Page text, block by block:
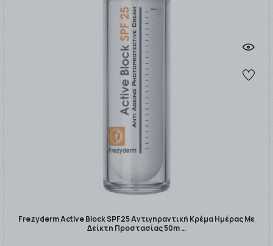
Frezyderm Active Block SPF25 Αντιγηραντική Κρέμα Ημέρας Με
Δείκτη Προστασίας 50m …